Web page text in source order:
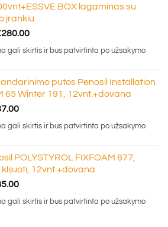
BOX lagaminas su
įrankiu
280.00Current
price
gali skirtis ir bus patvirtinta po užsakymo
putos Penosil Installation
65 Winter 191, 12vnt.+dovana
Current
price
gali skirtis ir bus patvirtinta po užsakymo
POLYSTYROL FIXFOAM 877,
12vnt.+dovana
Current
price
gali skirtis ir bus patvirtinta po užsakymo